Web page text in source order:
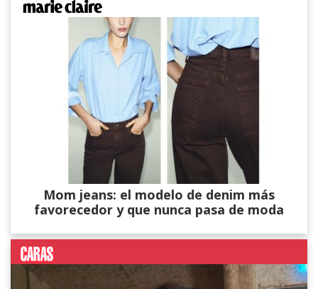
Mom jeans: el modelo de denim más
favorecedor y que nunca pasa de moda